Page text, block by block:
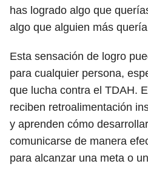
has logrado algo que
algo que alguien más
Esta sensación de logro
para cualquier persona,
que lucha contra el TDAH.
reciben retroalimentación
y aprenden cómo
comunicarse de manera
para alcanzar una meta o